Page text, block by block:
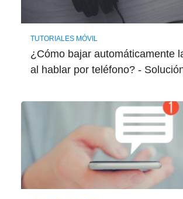
TUTORIALES MÓVIL
¿Cómo bajar automáticamente
al hablar por teléfono? -